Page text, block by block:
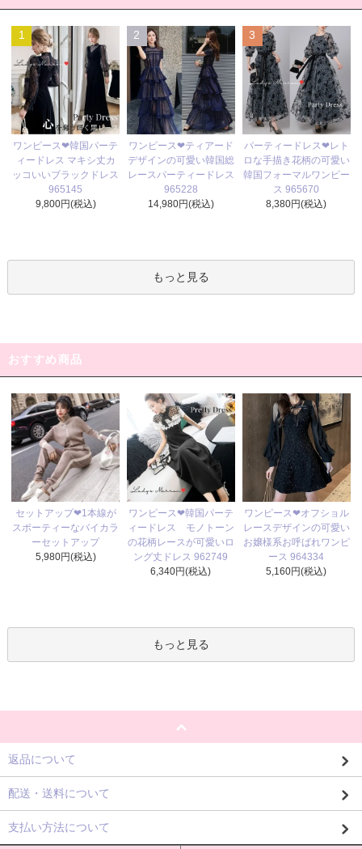
1
ワンピース❤韓国パーテ
ィードレス マキシ丈カ
ッコいいブラックドレス
965145
9,800円(税込)
2
ワンピース❤ティアード
デザインの可愛い韓国総
レースパーティードレス
965228
14,980円(税込)
3
パーティードレス❤レト
ロな手描き花柄の可愛い
韓国フォーマルワンピー
ス 965670
8,380円(税込)
もっと見る
おすすめ商品
セットアップ❤1本線が
スポーティーなバイカラ
ーセットアップ
5,980円(税込)
ワンピース❤韓国パーテ
ィードレス モノトーン
の花柄レースが可愛いロ
ング丈ドレス 962749
6,340円(税込)
ワンピース❤オフショル
レースデザインの可愛い
お嬢様系お呼ばれワンピ
ース 964334
5,160円(税込)
もっと見る
返品について
配送・送料について
支払い方法について